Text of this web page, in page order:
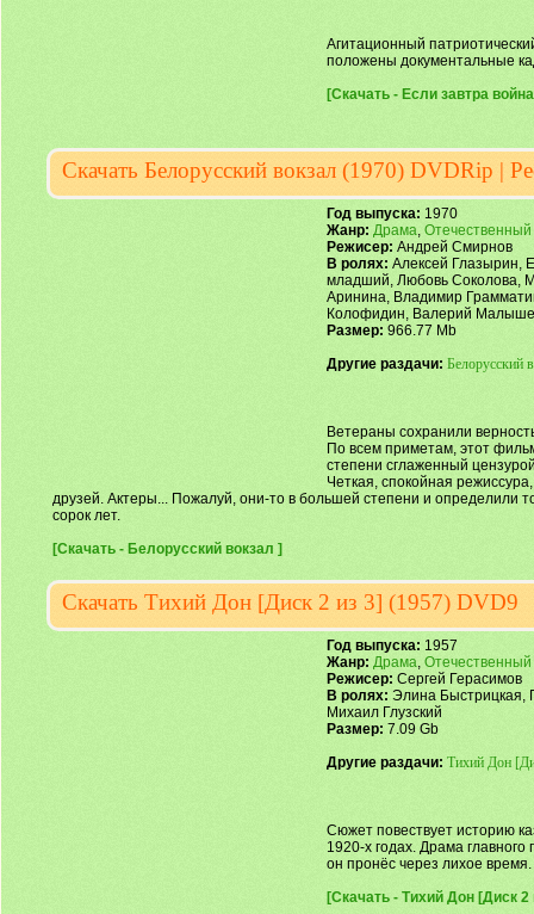
Агитационный
положены документальные
[Скачать - Если завтра
Скачать Белорусский вокзал (1970) DVDRip |
Год выпуска: 1970
Жанр: Драма, Отечественный
Режисер: Андрей Смирнов
В ролях: Алексей Глазырин,
младший, Любовь Соколова,
Аринина, Владимир
Колофидин, Валерий
Размер: 966.77 Mb
Другие раздачи: Белорусский
Ветераны сохранили
По всем приметам, этот
степени сглаженный
Четкая, спокойная
друзей. Актеры... Пожалуй, они-то в большей степени и определили
сорок лет.
[Скачать - Белорусский вокзал ]
Скачать Тихий Дон [Диск 2 из 3] (1957) DVD9
Год выпуска: 1957
Жанр: Драма, Отечественный
Режисер: Сергей Герасимов
В ролях: Элина Быстрицкая,
Михаил Глузский
Размер: 7.09 Gb
Другие раздачи: Тихий Дон
Сюжет повествует историю
1920-х годах. Драма
он пронёс через лихое время.
[Скачать - Тихий Дон [Диск 2